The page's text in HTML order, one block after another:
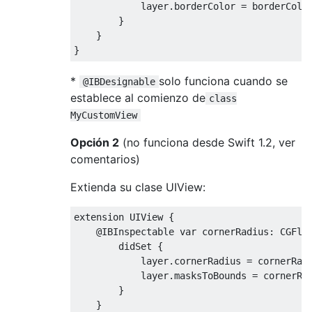
            layer
. borderColor =
}
}
}
* @IBDesignable solo funciona cuando se
establece al comienzo de class
MyCustomView
Opción 2 (no funciona desde Swift 1.2, ver
comentarios)
Extienda su clase UIView:
extension UIView {
@IBInspectable var cornerRadius :
        didSet
{
            layer
. cornerRadius =
            layer
.masksToBounds =
}
}